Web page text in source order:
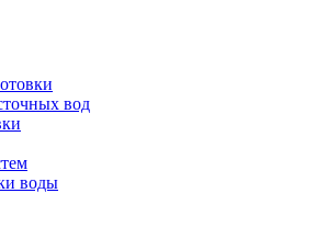
вод
воды